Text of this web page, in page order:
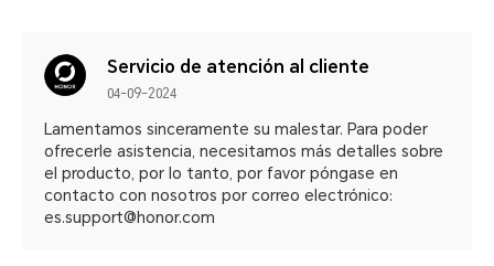
Servicio de atención al cliente
04-09-2024
Lamentamos sinceramente su malestar. Para poder
ofrecerle asistencia, necesitamos más detalles sobre
el producto, por lo tanto, por favor póngase en
contacto con nosotros por correo electrónico:
es.support@honor.com